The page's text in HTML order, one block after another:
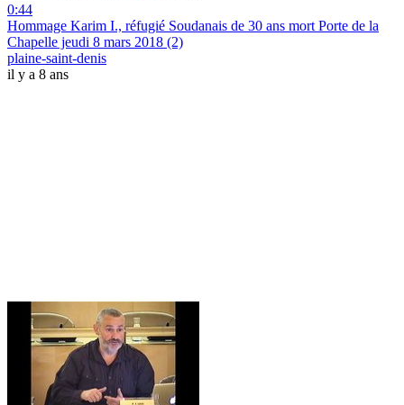
0:44
Hommage Karim I., réfugié Soudanais de 30 ans mort Porte de la
Chapelle jeudi 8 mars 2018 (2)
plaine-saint-denis
il y a 8 ans